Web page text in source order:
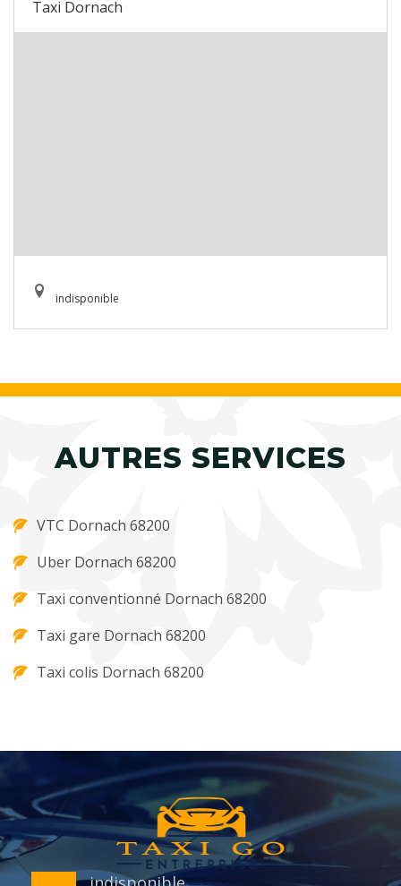
Taxi Dornach
indisponible
AUTRES SERVICES
VTC Dornach 68200
Uber Dornach 68200
Taxi conventionné Dornach 68200
Taxi gare Dornach 68200
Taxi colis Dornach 68200